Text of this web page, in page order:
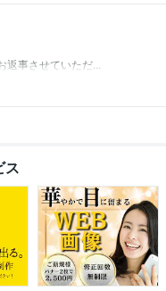
事させていただ...
ス